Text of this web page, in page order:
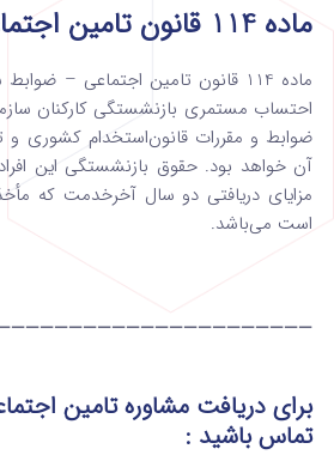
ماده 114 قانون تامین اجتماعی
ماده 114 قانون تامین اجتماعی –
احتساب مستمری بازنشستگی کارکنان
ضوابط و مقررات قانون‌استخدام کشوری و
آن خواهد بود. حقوق بازنشستگی این
مزایای دریافتی دو سال آخر‌خدمت که
است می‌باشد.
برای دریافت مشاوره تامین
تماسباشید :